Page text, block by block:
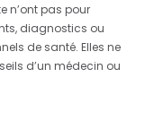
n’ont pas pour
diagnostics ou
de santé. Elles ne
d’un médecin ou